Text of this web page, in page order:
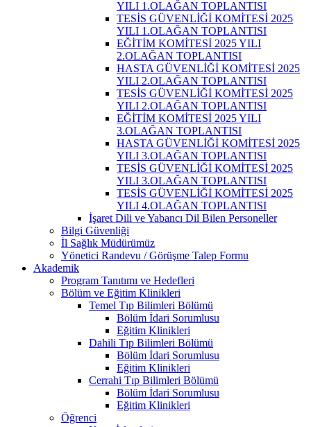
YILI 1.OLAĞAN TOPLANTISI
TESİS GÜVENLİĞİ KOMİTESİ 2025
YILI 1.OLAĞAN TOPLANTISI
EĞİTİM KOMİTESİ 2025 YILI
2.OLAĞAN TOPLANTISI
HASTA GÜVENLİĞİ KOMİTESİ 2025
YILI 2.OLAĞAN TOPLANTISI
TESİS GÜVENLİĞİ KOMİTESİ 2025
YILI 2.OLAĞAN TOPLANTISI
EĞİTİM KOMİTESİ 2025 YILI
3.OLAĞAN TOPLANTISI
HASTA GÜVENLİĞİ KOMİTESİ 2025
YILI 3.OLAĞAN TOPLANTISI
TESİS GÜVENLİĞİ KOMİTESİ 2025
YILI 3.OLAĞAN TOPLANTISI
TESİS GÜVENLİĞİ KOMİTESİ 2025
YILI 4.OLAĞAN TOPLANTISI
İşaret Dili ve Yabancı Dil Bilen Personeller
Bilgi Güvenliği
İl Sağlık Müdürümüz
Yönetici Randevu / Görüşme Talep Formu
Akademik
Program Tanıtımı ve Hedefleri
Bölüm ve Eğitim Klinikleri
Temel Tıp Bilimleri Bölümü
Bölüm İdari Sorumlusu
Eğitim Klinikleri
Dahili Tıp Bilimleri Bölümü
Bölüm İdari Sorumlusu
Eğitim Klinikleri
Cerrahi Tıp Bilimleri Bölümü
Bölüm İdari Sorumlusu
Eğitim Klinikleri
Öğrenci